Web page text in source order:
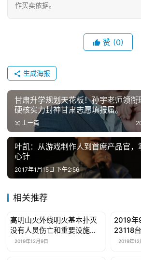
我
们
我
们
作买卖依据。
赞 (0)
生成海报
甘肃升学规划天花板！孙宇老师领
硬核实力封神甘肃志愿填报届。
上一篇
叶凯：从游戏制作人到首席产品官，
心针
2017年1月15日 下午2:56
相关推荐
母婴亲子
高明山火外线明火基本扑灭
没有人员伤亡和重要设施损
毁2019年12月9日
母婴亲子
2019年
23118
2019年12